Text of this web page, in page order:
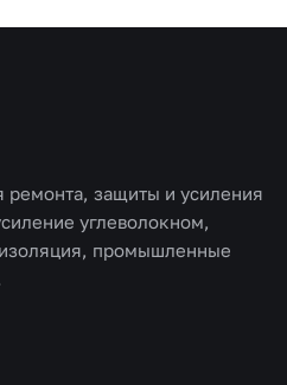
ремонта, защиты и усиления
углеволокном,
промышленные